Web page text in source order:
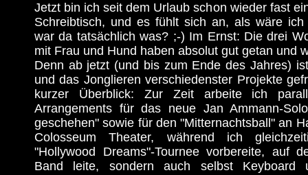
Jetzt bin ich seit dem Urlaub schon wieder fast
Schreibtisch, und es fühlt sich an, als wäre
war da tatsächlich was? ;-) Im Ernst: Die drei
mit Frau und Hund haben absolut gut getan und
Denn ab jetzt (und bis zum Ende des Jahres)
und das Jonglieren verschiedenster Projekte
kurzer Überblick: Zur Zeit arbeite ich
Arrangements für das neue Jan Ammann-
geschehen" sowie für den "Mitternachtsball" an
Colosseum Theater, während ich
"Hollywood Dreams"-Tournee vorbereite, auf
Band leite, sondern auch selbst Keyboard